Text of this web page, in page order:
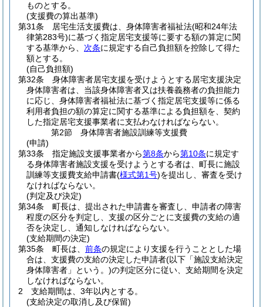
ものとする。
(支援費の算出基準)
第31条
居宅生活支援費は、身体障害者福祉法(昭和24年法
律第283号)に基づく指定居宅支援等に要する額の算定に関
する基準から、 次条に規定する自己負担額を控除して得た
額とする。
(自己負担額)
第32条
身体障害者居宅支援を受けようとする居宅支援決定
身体障害者は、当該身体障害者又は扶養義務者の負担能力
に応じ、身体障害者福祉法に基づく指定居宅支援等に係る
利用者負担の額の算定に関する基準による負担額を、契約
した指定居宅支援事業者に支払わなければならない。
第2節
身体障害者施設訓練等支援費
(申請)
第33条
指定施設支援事業者から第8条から第10条に規定す
る身体障害者施設支援を受けようとする者は、町長に施設
訓練等支援費支給申請書(様式第1号)を提出し、審査を受け
なければならない。
(判定及び決定)
第34条
町長は、提出された申請書を審査し、申請者の障害
程度の区分を判定し、支援の区分ごとに支援費の支給の適
否を決定し、通知しなければならない。
(支給期間の決定)
第35条
町長は、 前条の規定により支援を行うこととした場
合は、支援費の支給の決定した申請者(以下「施設支給決定
身体障害者」という。)の判定区分に従い、支給期間を決定
しなければならない。
2
支給期間は、3年以内とする。
(支給決定の取消し及び保留)